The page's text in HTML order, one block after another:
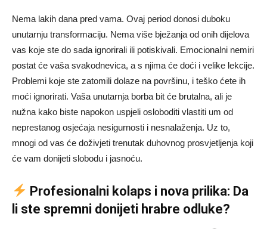
Nema lakih dana pred vama. Ovaj period donosi duboku
unutarnju transformaciju. Nema više bježanja od onih dijelova
vas koje ste do sada ignorirali ili potiskivali. Emocionalni nemiri
postat će vaša svakodnevica, a s njima će doći i velike lekcije.
Problemi koje ste zatomili dolaze na površinu, i teško ćete ih
moći ignorirati. Vaša unutarnja borba bit će brutalna, ali je
nužna kako biste napokon uspjeli osloboditi vlastiti um od
neprestanog osjećaja nesigurnosti i nesnalaženja. Uz to,
mnogi od vas će doživjeti trenutak duhovnog prosvjetljenja koji
će vam donijeti slobodu i jasnoću.
Profesionalni kolaps i nova prilika: Da
li ste spremni donijeti hrabre odluke?